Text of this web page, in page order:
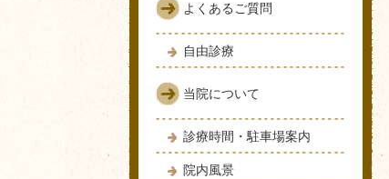
よくあるご質問
自由診療
当院について
診療時間・駐車場案内
院内風景